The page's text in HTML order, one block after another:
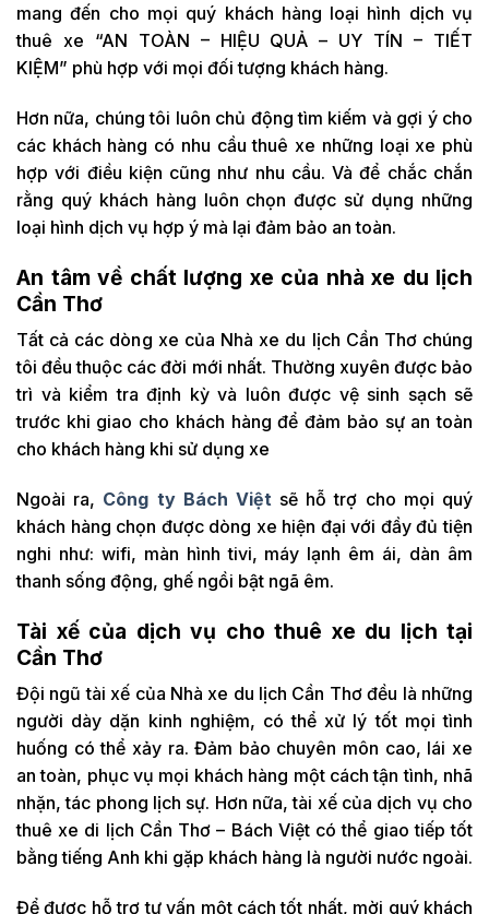
mang đến cho mọi quý khách hàng loại hình dịch vụ
thuê xe “AN TOÀN – HIỆU QUẢ – UY TÍN – TIẾT
KIỆM” phù hợp với mọi đối tượng khách hàng.
Hơn nữa, chúng tôi luôn chủ động tìm kiếm và gợi ý cho
các khách hàng có nhu cầu thuê xe những loại xe phù
hợp với điều kiện cũng như nhu cầu. Và để chắc chắn
rằng quý khách hàng luôn chọn được sử dụng những
loại hình dịch vụ hợp ý mà lại đảm bảo an toàn.
An tâm về chất lượng xe của nhà xe du lịch
Cần Thơ
Tất cả các dòng xe của Nhà xe du lịch Cần Thơ chúng
tôi đều thuộc các đời mới nhất. Thường xuyên được bảo
trì và kiểm tra định kỳ và luôn được vệ sinh sạch sẽ
trước khi giao cho khách hàng để đảm bảo sự an toàn
cho khách hàng khi sử dụng xe
Ngoài ra, Công ty Bách Việt sẽ hỗ trợ cho mọi quý
khách hàng chọn được dòng xe hiện đại với đầy đủ tiện
nghi như: wifi, màn hình tivi, máy lạnh êm ái, dàn âm
thanh sống động, ghế ngồi bật ngã êm.
Tài xế của dịch vụ cho thuê xe du lịch tại
Cần Thơ
Đội ngũ tài xế của Nhà xe du lịch Cần Thơ đều là những
người dày dặn kinh nghiệm, có thể xử lý tốt mọi tình
huống có thể xảy ra. Đảm bảo chuyên môn cao, lái xe
an toàn, phục vụ mọi khách hàng một cách tận tình, nhã
nhặn, tác phong lịch sự. Hơn nữa, tài xế của dịch vụ cho
thuê xe di lịch Cần Thơ – Bách Việt có thể giao tiếp tốt
bằng tiếng Anh khi gặp khách hàng là người nước ngoài.
Để được hỗ trợ tư vấn một cách tốt nhất, mời quý khách